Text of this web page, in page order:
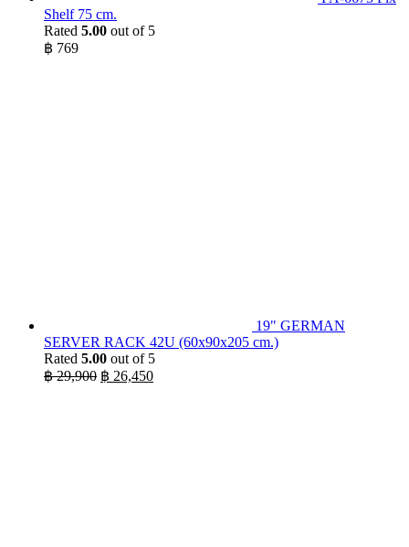
Shelf 75 cm.
Rated 5.00 out of 5
฿ 769
19" GERMAN
SERVER RACK 42U (60x90x205 cm.)
Rated 5.00 out of 5
฿29,900 Original
฿ 26,450Current